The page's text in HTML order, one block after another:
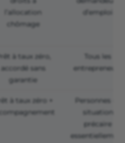
l’allocation
chômage
d’emploi
Prêt à taux zéro,
accordé sans
garantie
Tous les
entrepreneurs
à taux zéro +
Personnes en
situation
précaire
essentiellement